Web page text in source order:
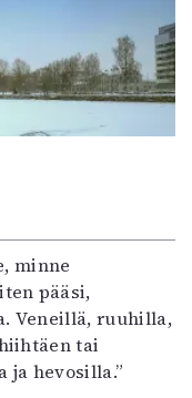
minne
pääsi,
Veneillä, ruuhilla,
tai
hevosilla.”